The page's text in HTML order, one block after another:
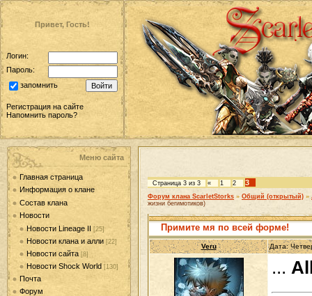
Привет, Гость!
Логин:
Пароль:
запомнить
Регистрация на сайте
Напомнить пароль?
Меню сайта
Главная страница
Информация о клане
Состав клана
Новости
Новости Lineage II [25]
Новости клана и алли [22]
Новости сайта [8]
Новости Shock World [130]
Почта
Форум
Страница 3 из 3 « 1 2 3
Форум клана ScarletStorks » Общий (открытый) »
жизни бегимотиков)
Примите мя по всей форме!
Veru Дата:
...